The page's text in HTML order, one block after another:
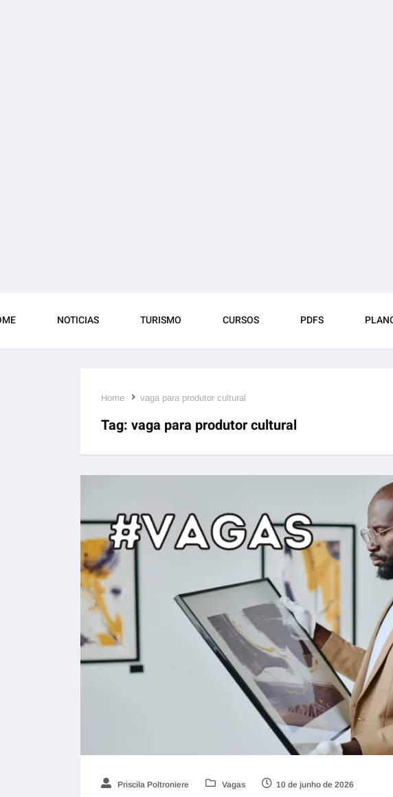
NOTICIAS TURISMO CURSOS PDFS
Home vaga para produtor cultural
Tag: vaga para produtor cultural
Priscila Poltroniere Vagas 10 de junho de 2026